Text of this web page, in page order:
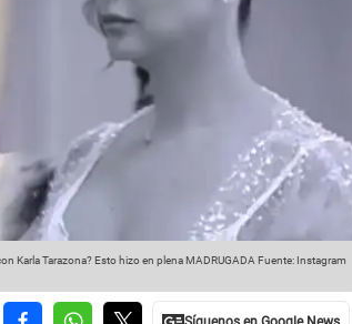
Karla Tarazona? Esto hizo en plena MADRUGADA Fuente: Instagram